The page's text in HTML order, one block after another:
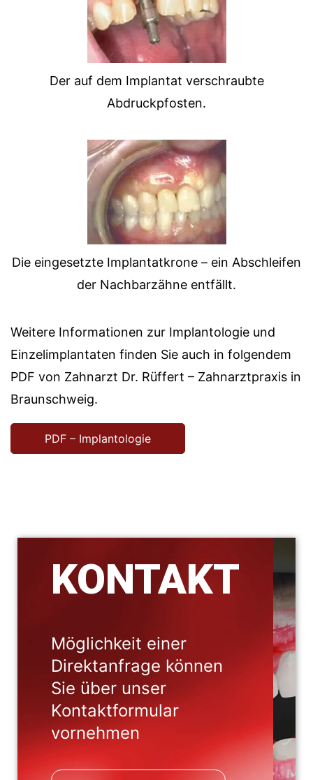
Der auf dem Implantat verschraubte
Abdruckpfosten.
Die eingesetzte Implantatkrone – ein Abschleifen
der Nachbarzähne entfällt.
Weitere Informationen zur Implantologie und
Einzelimplantaten finden Sie auch in folgendem
PDF von Zahnarzt Dr. Rüffert – Zahnarztpraxis in
Braunschweig.
PDF – Implantologie
KONTAKT
Möglichkeit einer
Direktanfrage können
Sie über unser
Kontaktformular
vornehmen